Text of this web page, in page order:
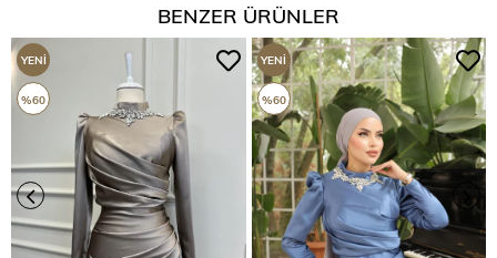
BENZER ÜRÜNLER
YENI
ÜRÜN
%60
YENI
ÜRÜN
%60